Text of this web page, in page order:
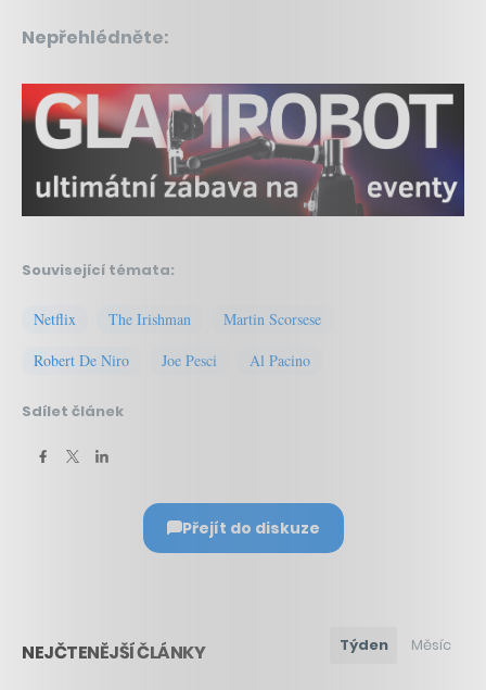
Nepřehlédněte:
Související témata:
Netflix The Irishman
Martin Scorsese
Robert De Niro
Joe Pesci Al Pacino
Sdílet článek
Přejít do diskuze
NEJČTENĚJŠÍ ČLÁNKY Týden Měsíc